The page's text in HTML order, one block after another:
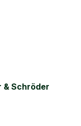
& Schröder